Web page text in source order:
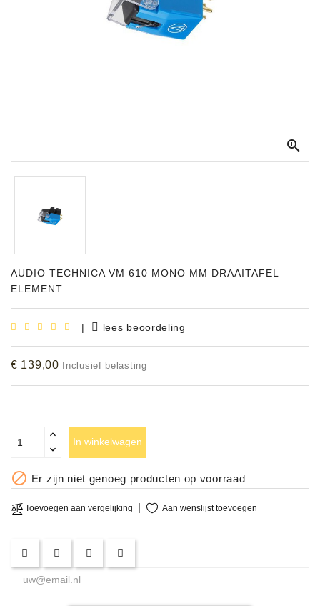
Accessoires
DEMO
OCCASIONS
DEMONSTRATIES
CLINICS
VERHUUR,

AUDIO TECHNICA VM 610 MONO MM DRAAITAFEL
ELEMENT
| lees beoordeling
€ 139,00 Inclusief belasting
In winkelwagen
 Er zijn niet genoeg producten op voorraad
Toevoegen aan vergelijking Aan wenslijst toevoegen